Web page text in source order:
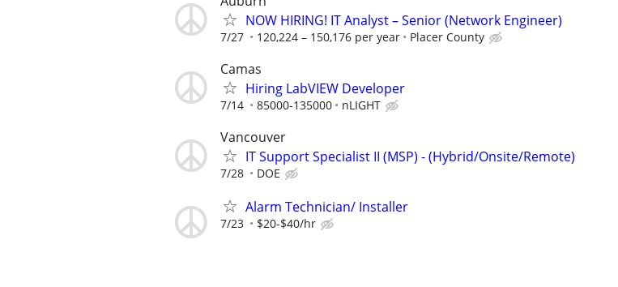
NOW HIRING! IT Analyst – Senior (Network Engineer)
7/27 120,224 – 150,176 per year Placer County
Camas
Hiring LabVIEW Developer
7/14 85000-135000 nLIGHT
Vancouver
IT Support Specialist II (MSP) - (Hybrid/Onsite/Remote)
7/28 DOE
Alarm Technician/ Installer
7/23 $20-$40/hr